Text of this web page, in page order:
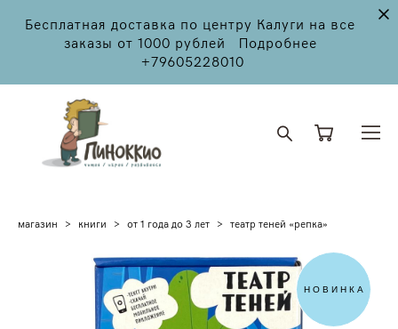
Бесплатная доставка по центру Калуги на все
заказы от 1000 рублей Подробнее
+79605228010
магазин > книги > от 1 года до 3 лет > театр теней «репка»
НОВИНКА